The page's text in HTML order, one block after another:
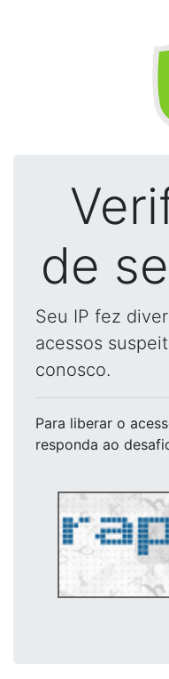
de
Seu IP fez
acessos
conosco.
Para liberar o
responda ao